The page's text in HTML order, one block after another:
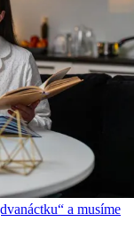
a musíme